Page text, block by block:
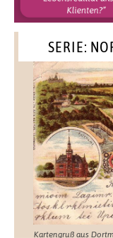
SERIE:
Kartengruß aus